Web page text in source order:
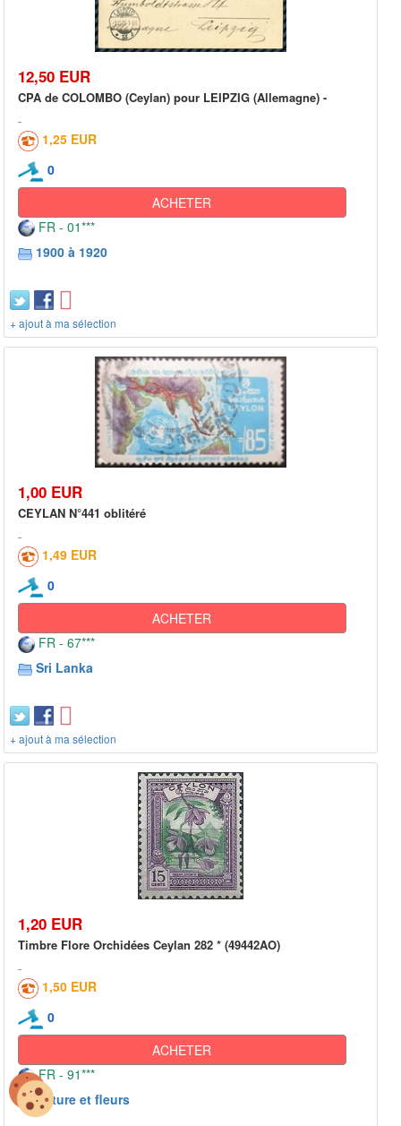
12,50 EUR
CPA de COLOMBO (Ceylan) pour LEIPZIG (Allemagne) -
1,25 EUR
0
ACHETER
FR - 01***
1900 à 1920
+ ajout à ma sélection
1,00 EUR
CEYLAN N°441 oblitéré
1,49 EUR
0
ACHETER
FR - 67***
Sri Lanka
+ ajout à ma sélection
1,20 EUR
Timbre Flore Orchidées Ceylan 282 * (49442AO)
1,50 EUR
0
ACHETER
FR - 91***
Nature et fleurs